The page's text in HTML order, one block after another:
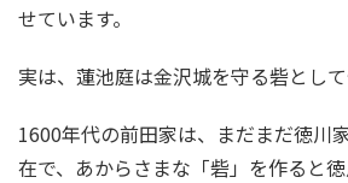
せています。
実は、蓮池庭は金沢城を守る砦として
1600年代の前田家は、まだまだ徳川
在で、あからさまな「砦」を作ると